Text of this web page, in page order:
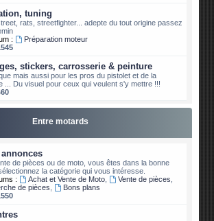
tuning
rats, streetfighter... adepte du tout origine passez
:
Préparation moteur
stickers, carrosserie & peinture
mais aussi pour les pros du pistolet et de la
... Du visuel pour ceux qui veulent s'y mettre !!!
Entre motards
annonces
de pièces ou de moto, vous êtes dans la bonne
la catégorie qui vous intéresse.
:
Achat et Vente de Moto, Vente de pièces,
de pièces,
Bons plans